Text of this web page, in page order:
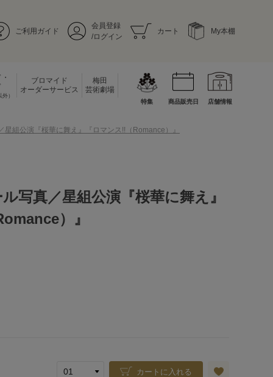
ご利用ガイド
会員登録
/ログイン
カート My本棚
）
ブロマイド
オーダーサービス
梅田
芸術劇場
特集 商品販売日 店舗情報
星組公演『桜華に舞え』『ロマンス!!（Romance）』
写真／星組公演『桜華に舞え』
）』
カートに入れる